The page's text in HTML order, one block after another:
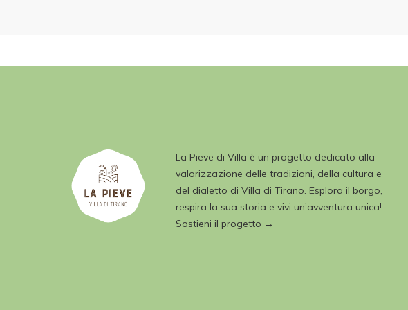
La Pieve di Villa è un progetto dedicato alla
valorizzazione delle tradizioni, della cultura e
del dialetto di Villa di Tirano. Esplora il borgo,
respira la sua storia e vivi un’avventura unica!
Sostieni il progetto →